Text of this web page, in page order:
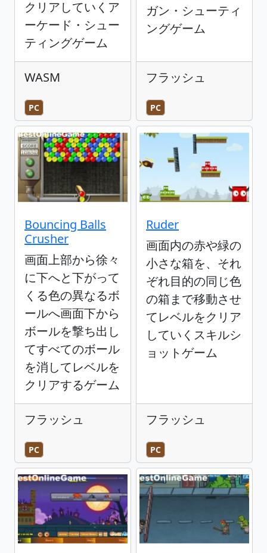
クリアしていくア
ーケード・シュー
ティングゲーム
WASM
PC
ガン・シューティ
ングゲーム
フラッシュ
PC
Bouncing Balls
Crusher
画面上部から徐々
に下へと下がって
くる色の異なるボ
ールへ画面下から
ボールを撃ち出し
てすべてのボール
を消してレベルを
クリアするゲーム
フラッシュ
PC
Ruder
画面内の赤や緑の
小さな箱を、それ
ぞれ目的の同じ色
の箱まで移動させ
てレベルをクリア
していくスキルシ
ョットゲーム
フラッシュ
PC